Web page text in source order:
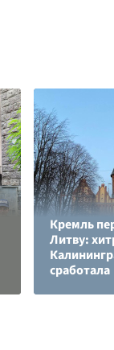
Кремль
Литву:
сработала